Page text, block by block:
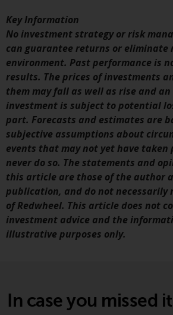
Um festzustellen, ob ein
Fonds eine geeignete
Sie ist, prüfen Sie
Anlageziele, das Risiko
Gebühren und
Fonds prüfen. Diese
Informationen finden
Verkaufsprospekt des
telefonisch unter 1-855-
FUND erhältlich ist
Sie
https://
and-documents/
lesen Sie den
sorgfältig durch, bevor
investieren.
nicht den gleichen
regulatorischen
Key Information
No investment strategy or risk
can guarantee returns or eliminate
environment. Past performance is
results. The prices of investments
them may fall as well as rise and an
investment is subject to potential
part. Forecasts and estimates are
subjective assumptions about
events that may not yet have taken
never do so. The statements and
this article are those of the author
publication, and do not necessarily
of Redwheel. This article does not
investment advice and the
illustrative purposes only.
In case you missed it